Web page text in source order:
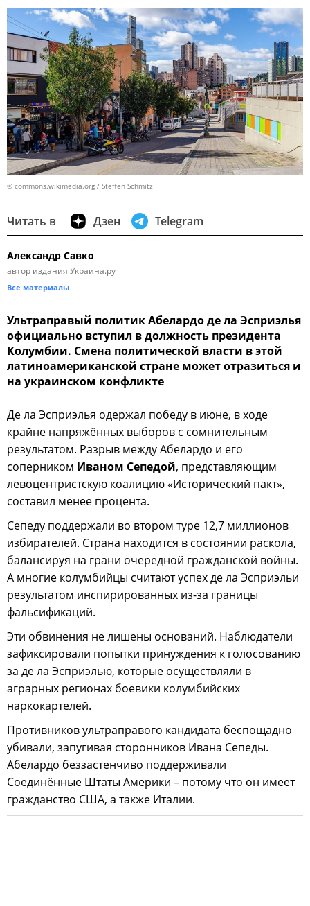
© commons.wikimedia.org / Steffen Schmitz
Читать в Дзен Telegram
Александр Савко
автор издания Украина.ру
Все материалы
Ультраправый политик Абелардо де ла Эсприэлья
официально вступил в должность президента
Колумбии. Смена политической власти в этой
латиноамериканской стране может отразиться и
на украинском конфликте
Де ла Эсприэлья одержал победу в июне, в ходе
крайне напряжённых выборов с сомнительным
результатом. Разрыв между Абелардо и его
соперником Иваном Сепедой, представляющим
левоцентристскую коалицию «Исторический пакт»,
составил менее процента.
Сепеду поддержали во втором туре 12,7 миллионов
избирателей. Страна находится в состоянии раскола,
балансируя на грани очередной гражданской войны.
А многие колумбийцы считают успех де ла Эсприэльи
результатом инспирированных из-за границы
фальсификаций.
Эти обвинения не лишены оснований. Наблюдатели
зафиксировали попытки принуждения к голосованию
за де ла Эсприэлью, которые осуществляли в
аграрных регионах боевики колумбийских
наркокартелей.
Противников ультраправого кандидата беспощадно
убивали, запугивая сторонников Ивана Сепеды.
Абелардо беззастенчиво поддерживали
Соединённые Штаты Америки – потому что он имеет
гражданство США, а также Италии.